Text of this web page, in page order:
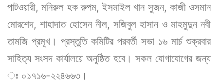
পাটওয়ারী, মনিরুল হক রুপম, ইসমাইল খান সুজন, কাজী ওসমান
মোরশেদ, শাহাদাত হোসেন নীল, সজিবুল হাসান ও মাহমুদুন নবী
তামজি প্রমূখ। প্রস্তুতি কমিটির পরবর্তী সভা ১৬ মার্চ শুক্রবার
সাহিত্য সংসদ কার্যালয়ে অনুষ্ঠিত হবে। সকল যোগাযোগের জন্য
ঃ ০১৭১৬-২২৪৬৬৩।